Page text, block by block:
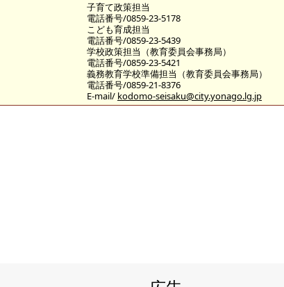
子育て政策担当
電話番号/0859-23-5178
こども育成担当
電話番号/0859-23-5439
学校政策担当（教育委員会事務局）
電話番号/0859-23-5421
義務教育学校準備担当（教育委員会事務局）
電話番号/0859-21-8376
E-mail/ kodomo-seisaku@city.yonago.lg.jp